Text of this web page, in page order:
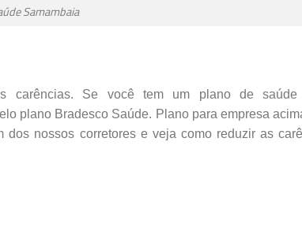
Samambaia
carências. Se você tem um plano de saúde
plano Bradesco Saúde. Plano para empresa
nossos corretores e veja como reduzir as